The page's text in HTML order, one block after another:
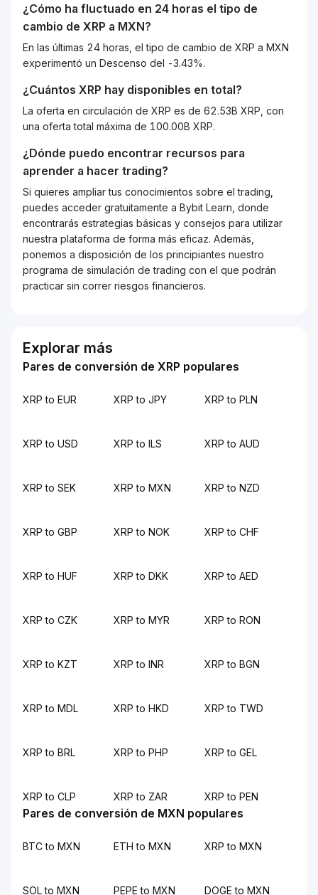
¿Cómo ha fluctuado en 24 horas el tipo de
cambio de XRP a MXN?
En las últimas 24 horas, el tipo de cambio de XRP a MXN
experimentó un Descenso del -3.43%.
¿Cuántos XRP hay disponibles en total?
La oferta en circulación de XRP es de 62.53B XRP, con
una oferta total máxima de 100.00B XRP.
¿Dónde puedo encontrar recursos para
aprender a hacer trading?
Si quieres ampliar tus conocimientos sobre el trading,
puedes acceder gratuitamente a Bybit Learn, donde
encontrarás estrategias básicas y consejos para utilizar
nuestra plataforma de forma más eficaz. Además,
ponemos a disposición de los principiantes nuestro
programa de simulación de trading con el que podrán
practicar sin correr riesgos financieros.
Explorar más
Pares de conversión de XRP populares
XRP to EUR XRP to JPY XRP to PLN
XRP to USD XRP to ILS XRP to AUD
XRP to SEK XRP to MXN XRP to NZD
XRP to GBP XRP to NOK XRP to CHF
XRP to HUF XRP to DKK XRP to AED
XRP to CZK XRP to MYR XRP to RON
XRP to KZT XRP to INR XRP to BGN
XRP to MDL XRP to HKD XRP to TWD
XRP to BRL XRP to PHP XRP to GEL
XRP to CLP XRP to ZAR XRP to PEN
Pares de conversión de MXN populares
BTC to MXN ETH to MXN XRP to MXN
SOL to MXN PEPE to MXN DOGE to MXN